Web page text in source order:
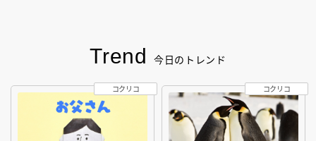
Trend 今日のトレンド
コクリコ コクリコ